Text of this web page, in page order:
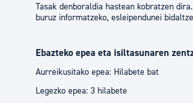
Tasak denboraldia hastean kobratzen
buruz informatzeko, esleipendunei
Ebazteko epea eta isiltasunaren
Aurreikusitako epea: Hilabete bat
Legezko epea: 3 hilabete